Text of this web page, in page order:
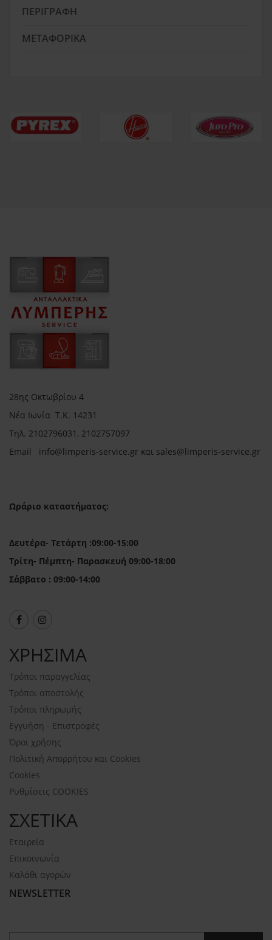
ΠΕΡΙΓΡΑΦΉ
ΜΕΤΑΦΟΡΙΚΆ
28ης Οκτωβρίου 4
Νέα Ιωνία Τ.Κ. 14231
Τηλ. 2102796031, 2102757097
Email info@limperis-service.gr και sales@limperis-service.gr
Ωράριο καταστήματος:
Δευτέρα- Τετάρτη :09:00-15:00
Τρίτη- Πέμπτη- Παρασκευή 09:00-18:00
Σάββατο : 09:00-14:00
ΧΡΗΣΙΜΑ
Τρόποι παραγγελίας
Τρόποι αποστολής
Τρόποι πληρωμής
Εγγυήση - Επιστροφές
Όροι χρήσης
Πολιτική Απορρήτου και Cookies
Cookies
Ρυθμίσεις COOKIES
ΣΧΕΤΙΚΑ
Εταιρεία
Επικοινωνία
Καλάθι αγορών
NEWSLETTER